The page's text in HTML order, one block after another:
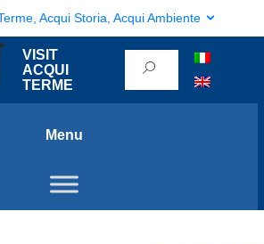
Acqui Storia, Acqui Ambiente
VISIT
ACQUI
TERME
Menu